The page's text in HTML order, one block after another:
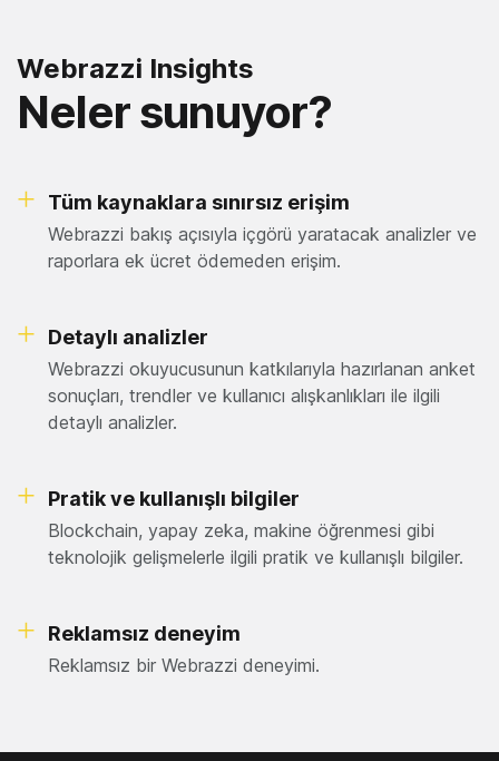
Webrazzi Insights
Neler sunuyor?
Tüm kaynaklara sınırsız erişim
Webrazzi bakış açısıyla içgörü yaratacak analizler ve
raporlara ek ücret ödemeden erişim.
Detaylı analizler
Webrazzi okuyucusunun katkılarıyla hazırlanan anket
sonuçları, trendler ve kullanıcı alışkanlıkları ile ilgili
detaylı analizler.
Pratik ve kullanışlı bilgiler
Blockchain, yapay zeka, makine öğrenmesi gibi
teknolojik gelişmelerle ilgili pratik ve kullanışlı bilgiler.
Reklamsız deneyim
Reklamsız bir Webrazzi deneyimi.